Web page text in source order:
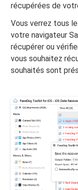
récupérées de
Vous verrez tous
votre navigateur
récupérer ou
vous souhaitez
souhaités sont